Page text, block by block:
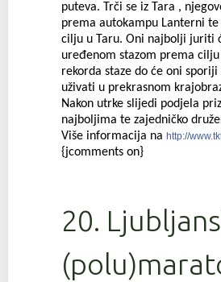
puteva. Trči se iz Tara ,
prema autokampu Lanterni
cilju u Taru. Oni najbolji juriti
uređenom stazom prema
rekorda staze do će oni
uživati u prekrasnom
Nakon utrke slijedi podjela
najboljima te zajedničko
Više informacija na http://
{jcomments on}
20.